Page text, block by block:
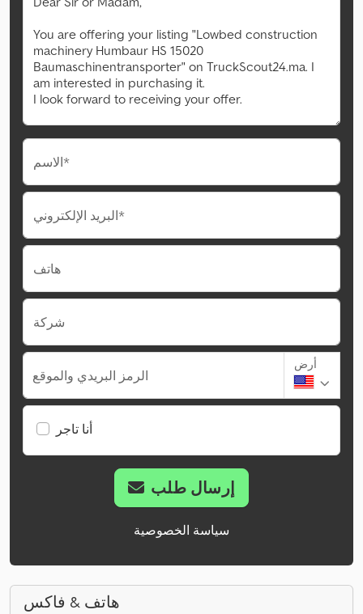
الاسم*
البريد الإلكتروني*
هاتف
شركة
الرمز البريدي والموقع
أرض
أنا تاجر
إرسال طلب
سياسة الخصوصية
هاتف & فاكس